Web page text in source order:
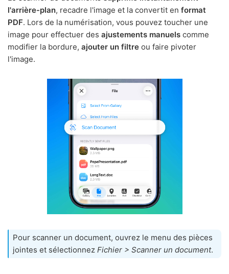
l'arrière-plan, recadre l'image et la convertit en format
PDF. Lors de la numérisation, vous pouvez toucher une
image pour effectuer des ajustements manuels comme
modifier la bordure, ajouter un filtre ou faire pivoter
l'image.
Pour scanner un document, ouvrez le menu des pièces
jointes et sélectionnez Fichier > Scanner un document.